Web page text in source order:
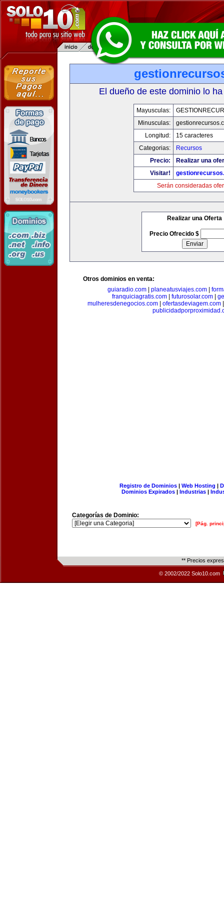
El dueño de este dominio lo
Mayusculas:
Minusculas:
Longitud:
15 caracteres
Categorias:
Recursos
Precio:
Realizar una
Visitar!
Serán consideradas
Realizar una Oferta
Precio Ofrecido $
Otros dominios en venta:
guiaradio.com
planeatusviajes.com
franquiciagratis.com
futurosolar.com
mulheresdenegocios.com
ofertasdeviagem.com
Registro de Dominios| Web Hosting |
Dominios Expirados | Industrias |
Categorías de Dominio:
[Pág.
** Precios
© 2002/2022 Solo10.com